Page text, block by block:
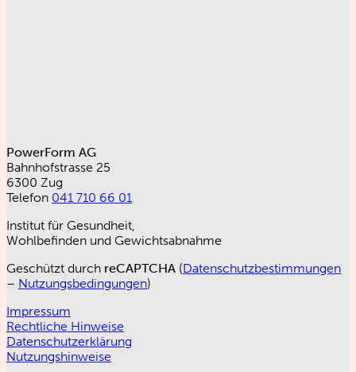
PowerForm AG
Bahnhofstrasse 25
6300 Zug
Telefon 041 710 66 01
Institut für Gesundheit,
Wohlbefinden und Gewichtsabnahme
Geschützt durch reCAPTCHA (Datenschutzbestimmungen
– Nutzungsbedingungen)
Impressum
Rechtliche Hinweise
Datenschutzerklärung
Nutzungshinweise